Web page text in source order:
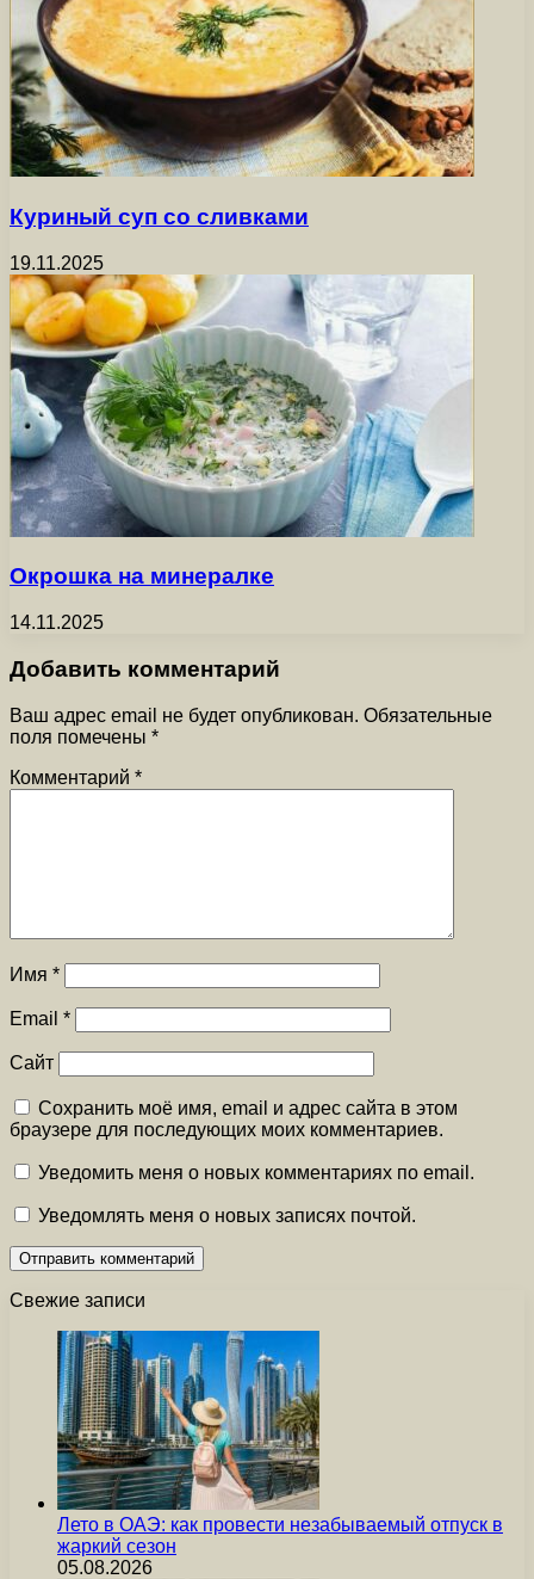
Куриный суп со сливками
19.11.2025
Окрошка на минералке
14.11.2025
Добавить комментарий
Ваш адрес email не будет опубликован. Обязательные
поля помечены *
Комментарий *
Имя *
Email *
Сайт
Сохранить моё имя, email и адрес сайта в этом
браузере для последующих моих комментариев.
Уведомить меня о новых комментариях по email.
Уведомлять меня о новых записях почтой.
Свежие записи
Лето в ОАЭ: как провести незабываемый отпуск в
жаркий сезон
05.08.2026